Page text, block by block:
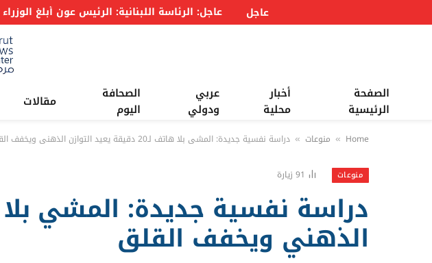
عاجل
الصفحة
الرئيسية
أخبار
محلية
عربي
ودولي
الصحافة
اليوم
مقالات
Home
» منوعات » دراسة نفسية جديدة: المشي بلا هاتف لـ20 دقيقة يعيد التوازن الذهني ويخفف القلق
منوعات 91 زيارة
الذهني ويخفف القلق